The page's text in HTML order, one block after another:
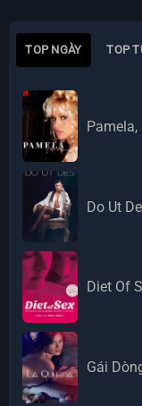
TOP NGÀY TOP
Do Ut
Diet Of
Gái